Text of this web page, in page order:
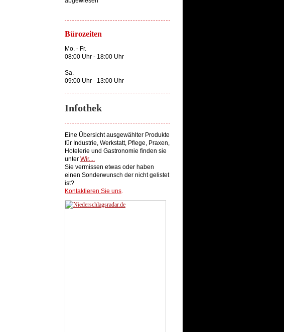
Bürozeiten
Mo. - Fr.
08:00 Uhr - 18:00 Uhr
Sa.
09:00 Uhr - 13:00 Uhr
Infothek
Eine Übersicht ausgewählter Produkte
für Industrie, Werkstatt, Pflege, Praxen,
Hotelerie und Gastronomie finden sie
unter Wir....
Sie vermissen etwas oder haben
einen Sonderwunsch der nicht gelistet
ist?
Kontaktieren Sie uns.